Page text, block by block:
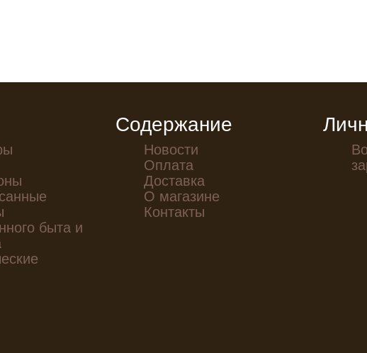
быта и
Содержание
Новости
Оплата
Доставка
О магазине
Контакты